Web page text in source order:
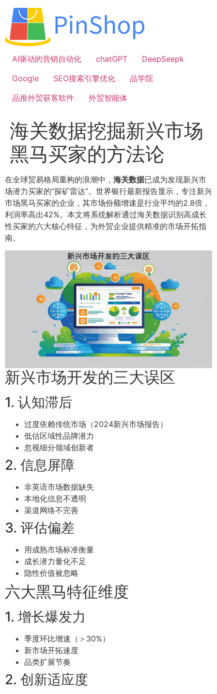
容
AI驱动的营销自动化
chatGPT
DeepSeepk
Google
SEO搜索引擎优化
品学院
品推外贸获客软件
外贸智能体
海关数据挖掘新兴市场
黑马买家的方法论
在全球贸易格局重构的浪潮中， 海关数据已成为发现新兴市
场潜力买家的”探矿雷达”。世界银行最新报告显示，专注新兴
市场黑马买家的企业，其市场份额增速是行业平均的2.8倍，
利润率高出42%。本文将系统解析通过海关数据识别高成长
性买家的六大核心特征，为外贸企业提供精准的市场开拓指
南。
新兴市场开发的三大误区
1. 认知滞后
过度依赖传统市场（2024新兴市场报告）
低估区域性品牌潜力
忽视细分领域创新者
2. 信息屏障
非英语市场数据缺失
本地化信息不透明
渠道网络不完善
3. 评估偏差
用成熟市场标准衡量
成长潜力量化不足
隐性价值被忽略
六大黑马特征维度
1. 增长爆发力
季度环比增速（＞30%）
新市场开拓速度
品类扩展节奏
2. 创新适应度